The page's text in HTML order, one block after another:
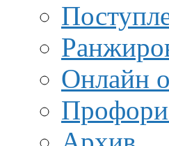
Онлайн